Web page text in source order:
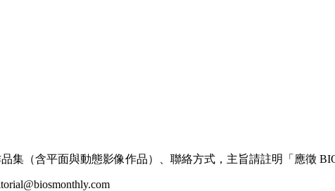
集（含平面與動態影像作品）、聯絡方式，主旨請註明「應徵